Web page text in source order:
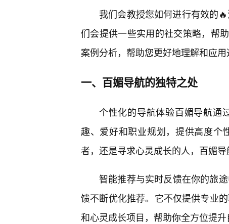
我们会教授您如何进行有效的
们会提供一些实用的社交策略，帮
案例分析，帮助您更好地理解和应用
一、百媚导航的独特之处
个性化的导航体验百媚导航通
趣、爱好和职业规划，提供高度个
者，还是寻求心灵成长的人，百媚
智能推荐与实时反馈在你的旅
馈不断优化推荐。它不仅提供专业
和心灵成长项目，帮助你全方位提升